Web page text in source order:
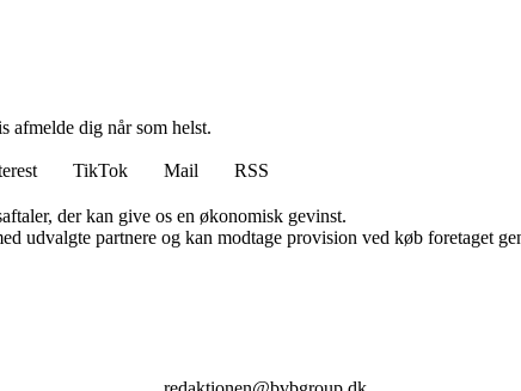
afmelde dig når som helst.
TikTok Mail
RSS
der kan give os en økonomisk gevinst.
udvalgte partnere og kan modtage provision ved køb foretaget